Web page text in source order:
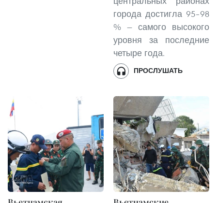
города достигла 95–98
% — самого высокого
уровня за последние
четыре года.
ПРОСЛУШАТЬ